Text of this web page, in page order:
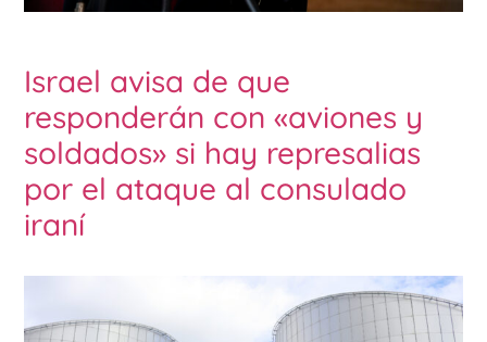
Israel avisa de que
responderán con «aviones y
soldados» si hay represalias
por el ataque al consulado
iraní